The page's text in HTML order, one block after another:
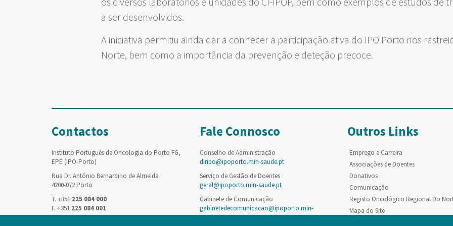
a ser desenvolvidos.
A iniciativa permitiu ainda dar a conhecer a participação ativa do IPO Porto nos
Norte, bem como a importância da prevenção e deteção precoce.
Contactos
Instituto Português de Oncologia do Porto FG,
EPE (IPO-Porto)
Rua Dr. António Bernardino de Almeida
4200-072 Porto
T. +351 225 084 000
F. +351 225 084 001
Fale Connosco
Conselho de Administração
diripo@ipoporto.min-saude.pt
Serviço de Gestão de Doentes
geral@ipoporto.min-saude.pt
Gabinete de Comunicação
gabinetedecomunicacao@ipoporto.min-
saude.pt
Outros Links
Emprego e Carreira
Associações de Doentes
Donativos
Comunicação
Registo Oncológico Regional Do
Mapa do Site